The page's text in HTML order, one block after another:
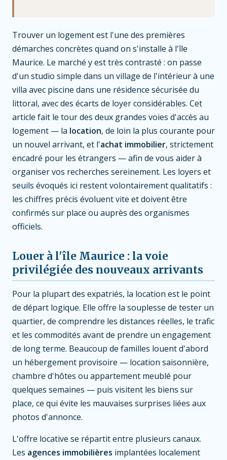
Trouver un logement est l'une des premières
démarches concrètes quand on s'installe à l'île
Maurice. Le marché y est très contrasté : on passe
d'un studio simple dans un village de l'intérieur à une
villa avec piscine dans une résidence sécurisée du
littoral, avec des écarts de loyer considérables. Cet
article fait le tour des deux grandes voies d'accès au
logement — la location, de loin la plus courante pour
un nouvel arrivant, et l'achat immobilier, strictement
encadré pour les étrangers — afin de vous aider à
organiser vos recherches sereinement. Les loyers et
seuils évoqués ici restent volontairement qualitatifs :
les chiffres précis évoluent vite et doivent être
confirmés sur place ou auprès des organismes
officiels.
Louer à l'île Maurice : la voie
privilégiée des nouveaux arrivants
Pour la plupart des expatriés, la location est le point
de départ logique. Elle offre la souplesse de tester un
quartier, de comprendre les distances réelles, le trafic
et les commodités avant de prendre un engagement
de long terme. Beaucoup de familles louent d'abord
un hébergement provisoire — location saisonnière,
chambre d'hôtes ou appartement meublé pour
quelques semaines — puis visitent les biens sur
place, ce qui évite les mauvaises surprises liées aux
photos d'annonce.
L'offre locative se répartit entre plusieurs canaux.
Les agences immobilières implantées localement